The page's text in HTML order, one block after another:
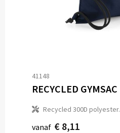
41148
RECYCLED GYMSAC
Recycled 300D polyester.
vanaf € 8,11